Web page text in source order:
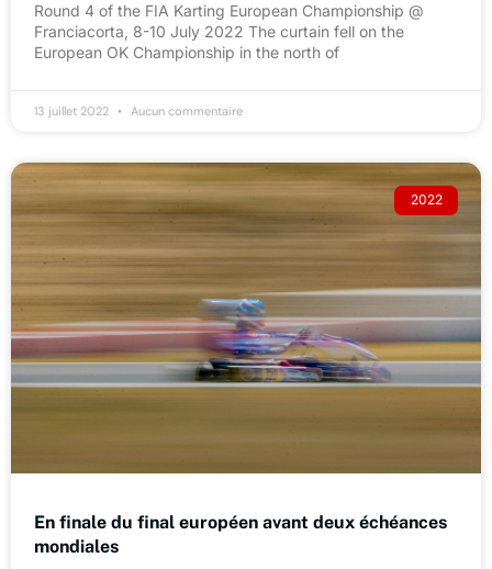
Round 4 of the FIA Karting European Championship @
Franciacorta, 8-10 July 2022 The curtain fell on the
European OK Championship in the north of
13 juillet 2022 Aucun commentaire
2022
En finale du final européen avant deux échéances
mondiales